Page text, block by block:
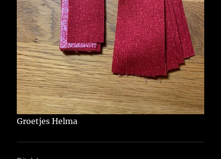
Groetjes Helma